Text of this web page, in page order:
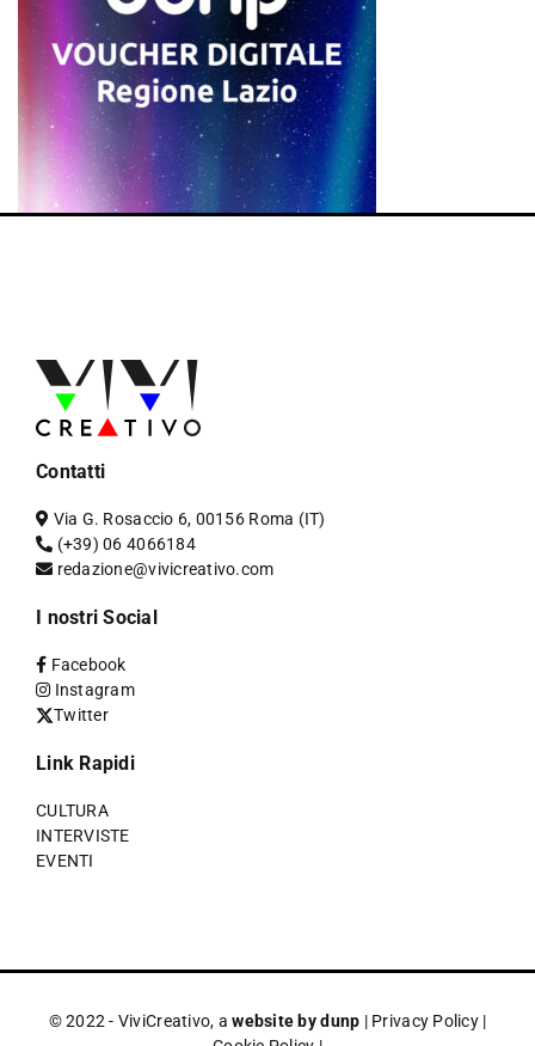
Contatti
Via G. Rosaccio 6, 00156 Roma (IT)
(+39) 06 4066184
redazione@vivicreativo.com
I nostri Social
Facebook
Instagram
Twitter
Link Rapidi
CULTURA
INTERVISTE
EVENTI
© 2022 - ViviCreativo, awebsite by dunp | Privacy Policy|